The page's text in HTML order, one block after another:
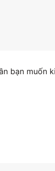
bạn muốn